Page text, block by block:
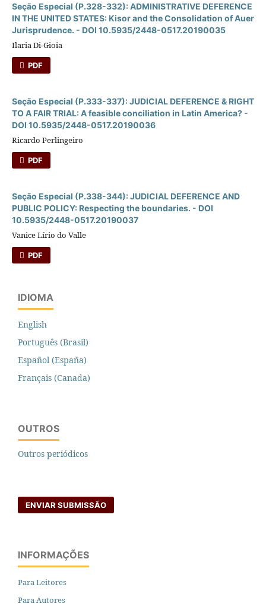
Seção Especial (P.328-332): ADMINISTRATIVE DEFERENCE
IN THE UNITED STATES: Kisor and the Consolidation of Auer
Jurisprudence. - DOI 10.5935/2448-0517.20190035
Ilaria Di-Gioia
PDF
Seção Especial (P.333-337): JUDICIAL DEFERENCE & RIGHT
TO A FAIR TRIAL: A feasible conciliation in Latin America? -
DOI 10.5935/2448-0517.20190036
Ricardo Perlingeiro
PDF
Seção Especial (P.338-344): JUDICIAL DEFERENCE AND
PUBLIC POLICY: Respecting the boundaries. - DOI
10.5935/2448-0517.20190037
Vanice Lírio do Valle
PDF
IDIOMA
English
Português (Brasil)
Español (España)
Français (Canada)
OUTROS
Outros periódicos
ENVIAR SUBMISSÃO
INFORMAÇÕES
Para Leitores
Para Autores